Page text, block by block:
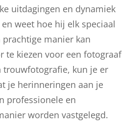
uitdagingen en dynamiek
weet hoe hij elk speciaal
manier kan
te kiezen voor een fotograaf
trouwfotografie, kun je er
je herinneringen aan je
professionele en
worden vastgelegd.